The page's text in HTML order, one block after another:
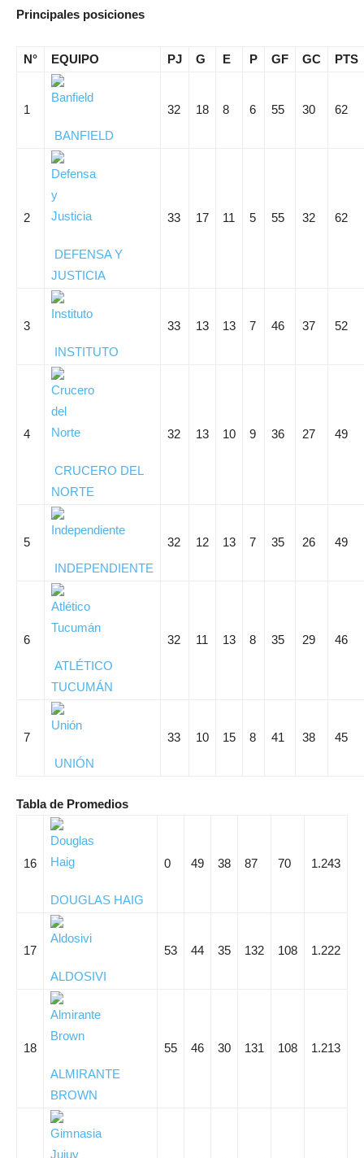
Principales posiciones
N° EQUIPO PJ G E P GF GC PTS
1
BANFIELD
32 18 8 6 55 30 62
2
DEFENSA Y
JUSTICIA
33 17 11 5 55 32 62
3
INSTITUTO
33 13 13 7 46 37 52
4
CRUCERO DEL
NORTE
32 13 10 9 36 27 49
5
INDEPENDIENTE
32 12 13 7 35 26 49
6
ATLÉTICO
TUCUMÁN
32 11 13 8 35 29 46
7
UNIÓN
33 10 15 8 41 38 45
Tabla de Promedios
16
DOUGLAS HAIG
0 49 38 87 70 1.243
17
ALDOSIVI
53 44 35 132 108 1.222
18
ALMIRANTE
BROWN
55 46 30 131 108 1.213